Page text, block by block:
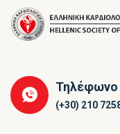
Τηλέφωνο
(+30) 210